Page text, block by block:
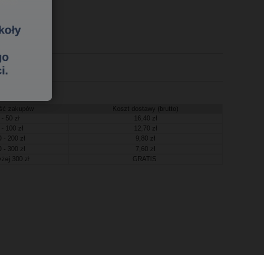
zakupów
Koszt dostawy (brutto)
- 50 zł
16,40 zł
100 zł
12,70 zł
- 200 zł
9,80 zł
- 300 zł
7,60 zł
300 zł
GRATIS